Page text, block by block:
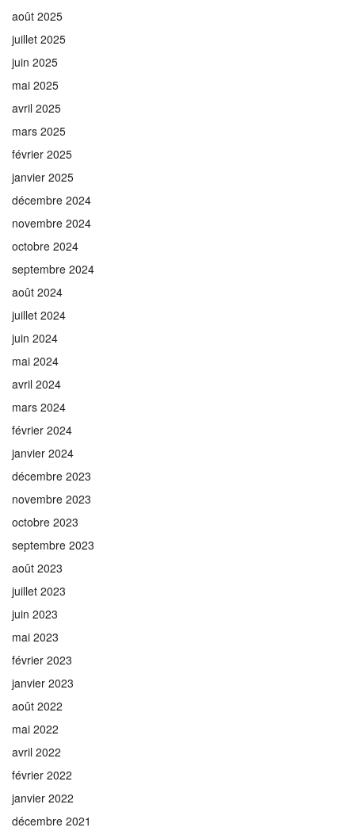
août 2025
juillet 2025
juin 2025
mai 2025
avril 2025
mars 2025
février 2025
janvier 2025
décembre 2024
novembre 2024
octobre 2024
septembre 2024
août 2024
juillet 2024
juin 2024
mai 2024
avril 2024
mars 2024
février 2024
janvier 2024
décembre 2023
novembre 2023
octobre 2023
septembre 2023
août 2023
juillet 2023
juin 2023
mai 2023
février 2023
janvier 2023
août 2022
mai 2022
avril 2022
février 2022
janvier 2022
décembre 2021